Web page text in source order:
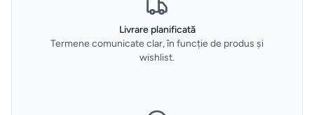
Sertare
Livrare planificată
Termene comunicate clar, în funcție de produs și
wishlist.